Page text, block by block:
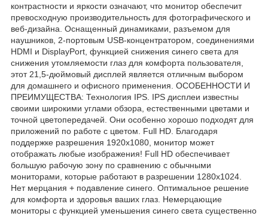
контрастности и яркости означают, что монитор обеспечит
превосходную производительность для фотографического и
веб-дизайна. Оснащенный динамиками, разъемом для
наушников, 2-портовым USB-концентратором, соединениями
HDMI и DisplayPort, функцией снижения синего света для
снижения утомляемости глаз для комфорта пользователя,
этот 21,5-дюймовый дисплей является отличным выбором
для домашнего и офисного применения. ОСОБЕННОСТИ И
ПРЕИМУЩЕСТВА: Технология IPS. IPS дисплеи известны
своими широкими углами обзора, естественными цветами и
точной цветопередачей. Они особенно хорошо подходят для
приложений по работе с цветом. Full HD. Благодаря
поддержке разрешения 1920х1080, монитор может
отображать любые изображения! Full HD обеспечивает
большую рабочую зону по сравнению с обычными
мониторами, которые работают в разрешении 1280х1024.
Нет мерцания + подавление синего. Оптимальное решение
для комфорта и здоровья ваших глаз. Немерцающие
мониторы с функцией уменьшения синего света существенно